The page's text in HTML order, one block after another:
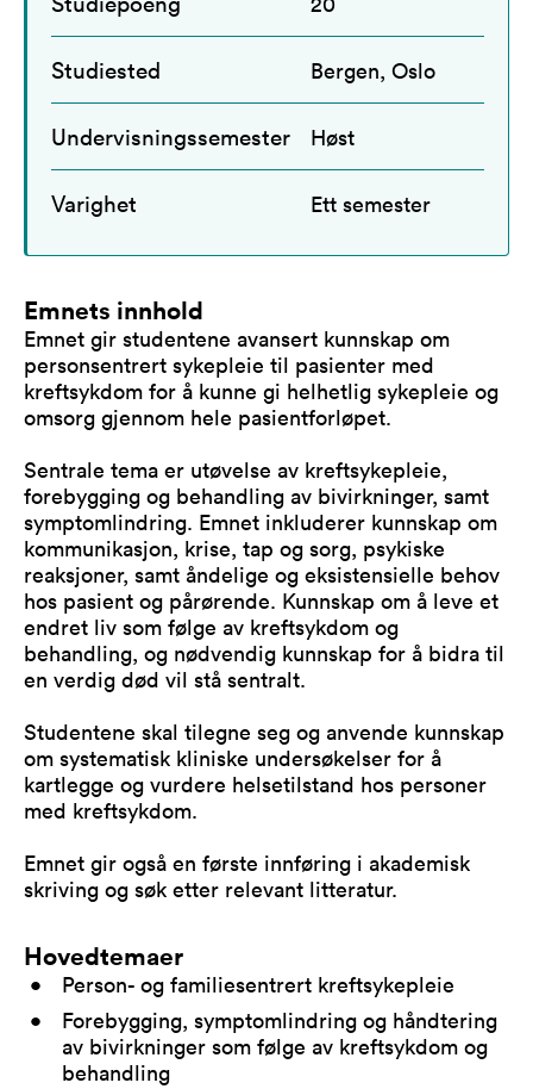
Studiested Bergen, Oslo
Undervisningssemester Høst
Varighet Ett semester
Emnets innhold
Emnet gir studentene avansert kunnskap om
personsentrert sykepleie til pasienter med
kreftsykdom for å kunne gi helhetlig sykepleie og
omsorg gjennom hele pasientforløpet.
Sentrale tema er utøvelse av kreftsykepleie,
forebygging og behandling av bivirkninger, samt
symptomlindring. Emnet inkluderer kunnskap om
kommunikasjon, krise, tap og sorg, psykiske
reaksjoner, samt åndelige og eksistensielle behov
hos pasient og pårørende. Kunnskap om å leve et
endret liv som følge av kreftsykdom og
behandling, og nødvendig kunnskap for å bidra til
en verdig død vil stå sentralt.
Studentene skal tilegne seg og anvende kunnskap
om systematisk kliniske undersøkelser for å
kartlegge og vurdere helsetilstand hos personer
med kreftsykdom.
Emnet gir også en første innføring i akademisk
skriving og søk etter relevant litteratur.
Hovedtemaer
Person- og familiesentrert kreftsykepleie
Forebygging, symptomlindring og håndtering
av bivirkninger som følge av kreftsykdom og
behandling